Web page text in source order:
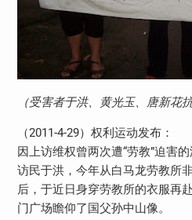
（受害者于洪、黄光玉、唐新花
（2011-4-29）权利运动发布：
因上访维权曾两次遭“劳教”迫害
访民于洪，今年从白马龙劳教所
后，于近日身穿劳教所的衣服再
门广场瞻仰了国父孙中山像。